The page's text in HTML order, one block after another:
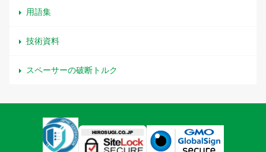
用語集
技術資料
スペーサーの破断トルク